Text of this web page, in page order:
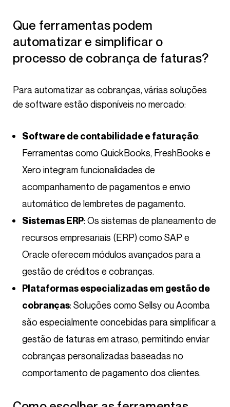
Que ferramentas podem
automatizar e simplificar o
processo de cobrança de faturas?
Para automatizar as cobranças, várias soluções
de software estão disponíveis no mercado:
Software de contabilidade e faturação:
Ferramentas como QuickBooks, FreshBooks e
Xero integram funcionalidades de
acompanhamento de pagamentos e envio
automático de lembretes de pagamento.
Sistemas ERP: Os sistemas de planeamento de
recursos empresariais (ERP) como SAP e
Oracle oferecem módulos avançados para a
gestão de créditos e cobranças.
Plataformas especializadas em gestão de
cobranças: Soluções como Sellsy ou Acomba
são especialmente concebidas para simplificar a
gestão de faturas em atraso, permitindo enviar
cobranças personalizadas baseadas no
comportamento de pagamento dos clientes.